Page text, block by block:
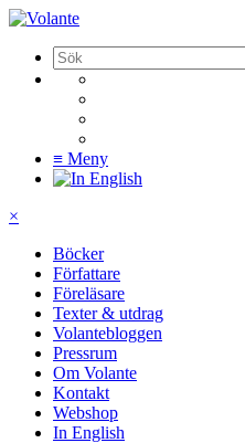
≡ Meny
×
Böcker
Författare
Föreläsare
Texter & utdrag
Volantebloggen
Pressrum
Om Volante
Kontakt
Webshop
In English